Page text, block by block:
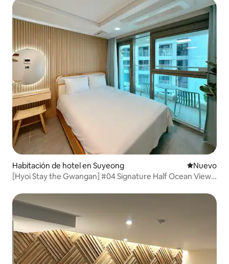
Habitación de hotel en Suyeong Nuevo
Nuevo
[Hyoi Stay the Gwangan] #04 Signature Half Ocean View